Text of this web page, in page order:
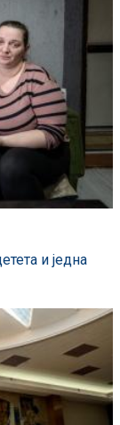
и једна